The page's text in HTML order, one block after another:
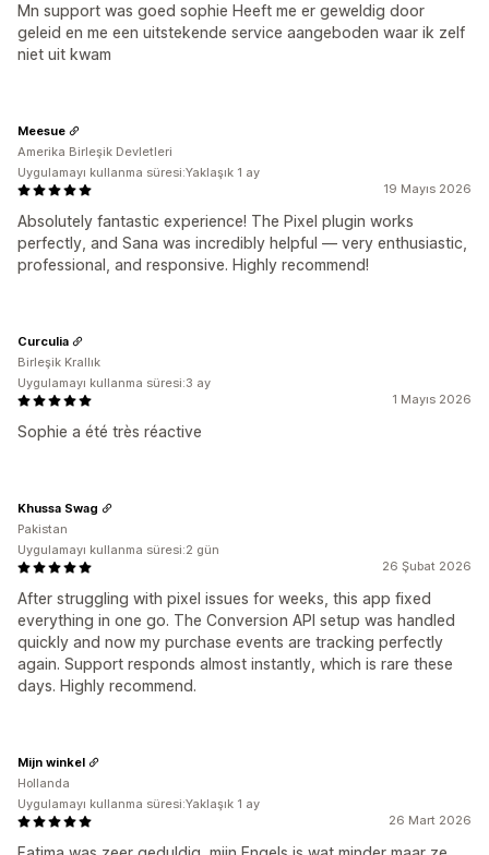
Mn support was goed sophie Heeft me er geweldig door
geleid en me een uitstekende service aangeboden waar ik zelf
niet uit kwam
19 Mayıs 2026
Absolutely fantastic experience! The Pixel plugin works
perfectly, and Sana was incredibly helpful — very enthusiastic,
professional, and responsive. Highly recommend!
Meesue
Amerika Birleşik Devletleri
Uygulamayı kullanma süresi:Yaklaşık 1 ay
1 Mayıs 2026
Sophie a été très réactive
Curculia
Birleşik Krallık
Uygulamayı kullanma süresi:3 ay
26 Şubat 2026
After struggling with pixel issues for weeks, this app fixed
everything in one go. The Conversion API setup was handled
quickly and now my purchase events are tracking perfectly
again. Support responds almost instantly, which is rare these
days. Highly recommend.
Khussa Swag
Pakistan
Uygulamayı kullanma süresi:2 gün
26 Mart 2026
Mijn winkel
Hollanda
Uygulamayı kullanma süresi:Yaklaşık 1 ay